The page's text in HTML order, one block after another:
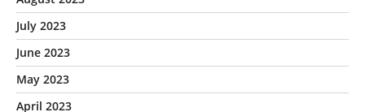
July 2023
June 2023
May 2023
April 2023